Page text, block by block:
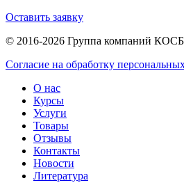
Оставить заявку
© 2016-2026 Группа компаний
Согласие на обработку
О нас
Курсы
Услуги
Товары
Отзывы
Контакты
Новости
Литература